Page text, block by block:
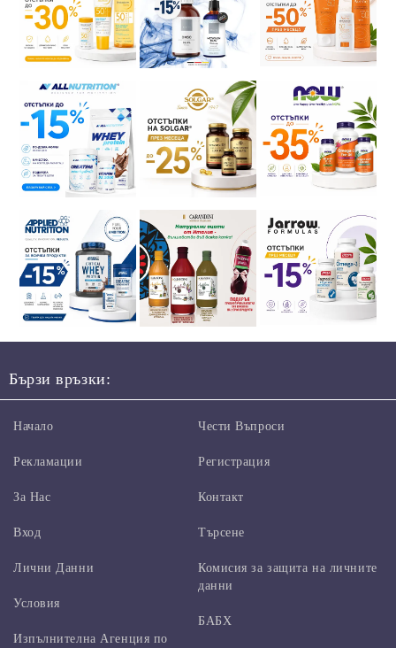
Бързи връзки:
Начало
Рекламации
За Нас
Вход
Чести Въпроси
Регистрация
Контакт
Търсене
Лични Данни
Условия
Изпълнителна Агенция по
Комисия за защита на личните
данни
БАБХ